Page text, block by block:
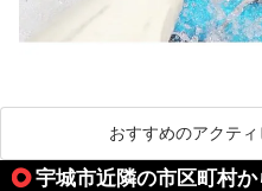
おすすめのアクテ
宇城市近隣の市区町村